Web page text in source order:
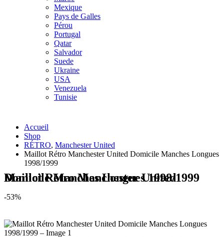
Mexique
Pays de Galles
Pérou
Portugal
Qatar
Salvador
Suede
Ukraine
USA
Venezuela
Tunisie
Accueil
Shop
RÉTRO, Manchester United
Maillot Rétro Manchester United Domicile Manches Longues
1998/1999
Maillot Rétro Manchester United Domicile Manches Longues 1998/1999
-53%